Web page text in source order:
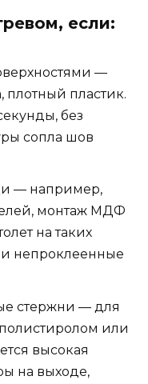
если:
—
плотный пластик.
без
сопла шов
— например,
монтаж МДФ
на таких
и непроклеенные
стержни — для
или
высокая
на выходе,